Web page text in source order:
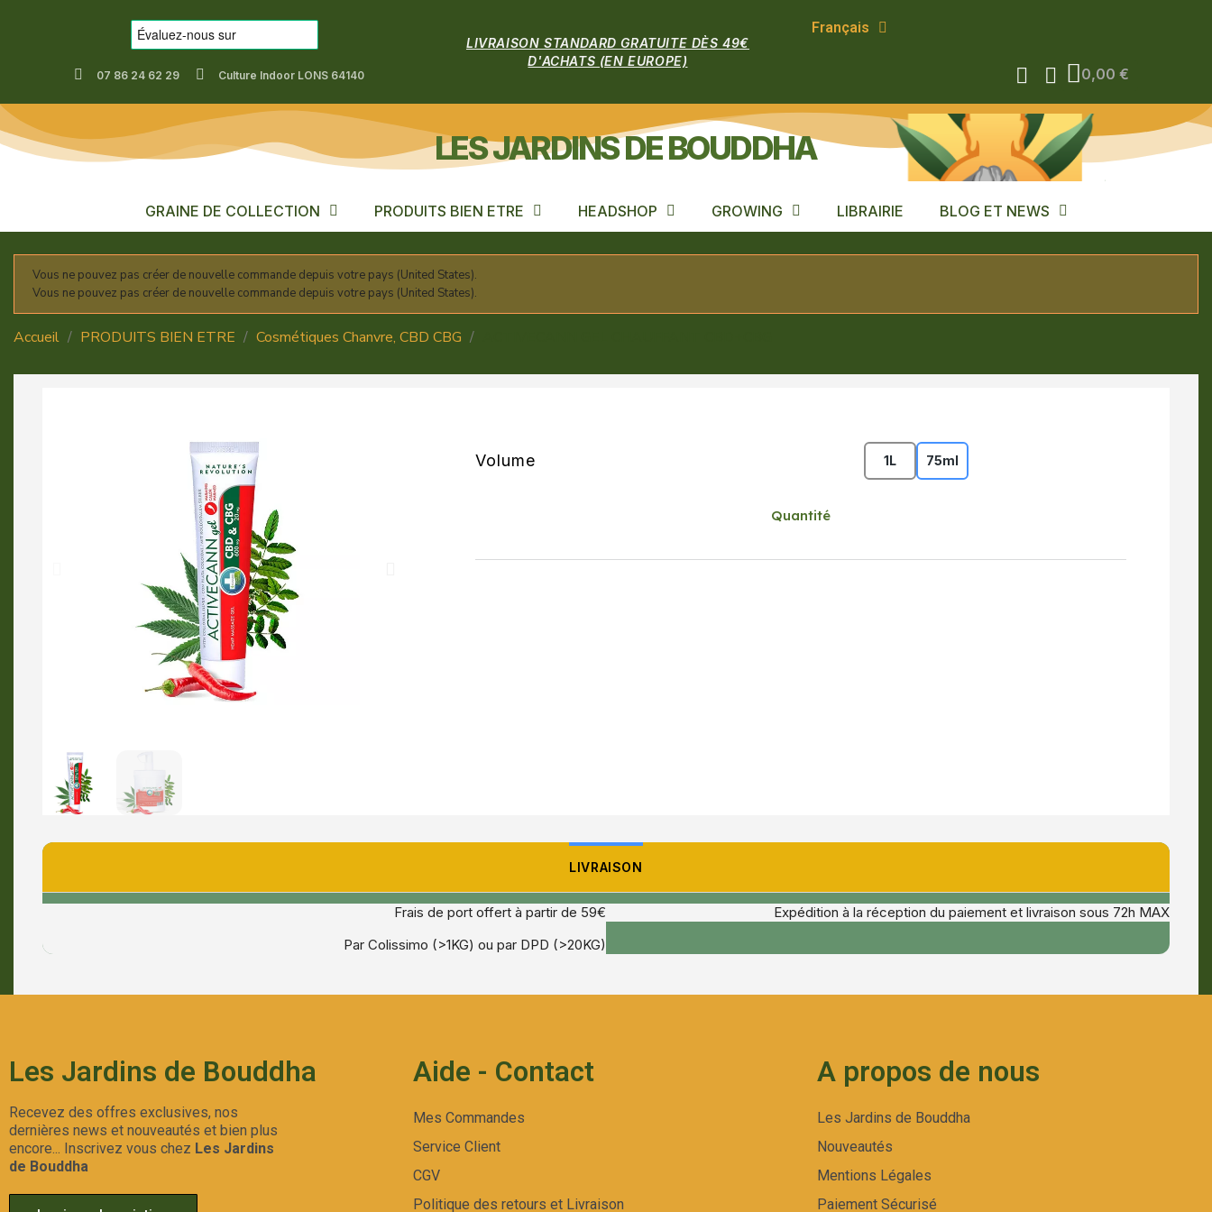
07 86 24 62 29 Culture Indoor LONS 64140
LIVRAISON STANDARD GRATUITE DÈS 49€
D'ACHATS (EN EUROPE)
Français
0,00 €
LES JARDINS DE BOUDDHA
GRAINE DE COLLECTION PRODUITS BIEN ETRE HEADSHOP GROWING LIBRAIRIE BLOG ET NEWS
Vous ne pouvez pas créer de nouvelle commande depuis votre pays (United States).
Vous ne pouvez pas créer de nouvelle commande depuis votre pays (United States).
Accueil PRODUITS BIEN ETRE Cosmétiques Chanvre, CBD CBG
Volume 1L 75ml
Quantité
LIVRAISON
Frais de port offert à partir de 59€
Par Colissimo (>1KG) ou par DPD (>20KG)
Expédition à la réception du paiement et livraison sous 72h MAX
Les Jardins de Bouddha
Recevez des offres exclusives, nos
dernières news et nouveautés et bien plus
encore... Inscrivez vous chez Les Jardins
de Bouddha
Aide - Contact
Mes Commandes
Service Client
CGV
Politique des retours et Livraison
A propos de nous
Les Jardins de Bouddha
Nouveautés
Mentions Légales
Paiement Sécurisé